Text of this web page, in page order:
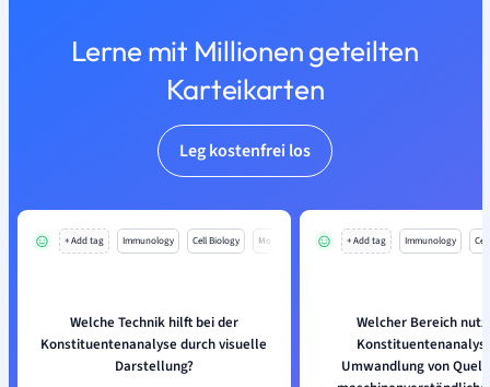
Lerne mit Millionen geteilten
Karteikarten
Leg kostenfrei los
+ Add tag Immunology Cell Biology Mo
Welche Technik hilft bei der
Konstituentenanalyse durch visuelle
Darstellung?
+ Add tag Immunology
Welcher Bereich
Umwandlung von